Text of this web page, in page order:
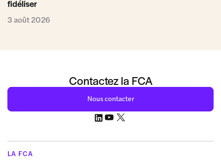
fidéliser
3 août 2026
Contactez la FCA
Nous contacter
LA FCA